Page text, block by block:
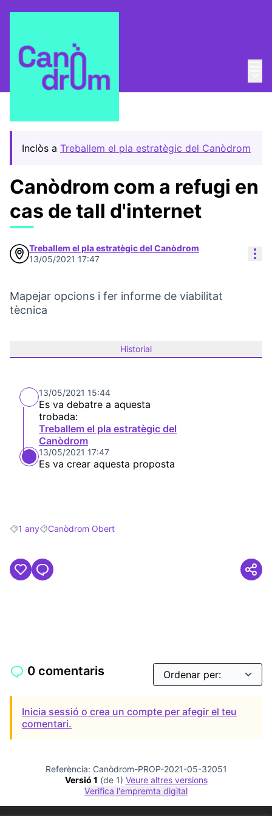
Pla Estratègic Propostes
Inclòs a Treballem el pla estratègic del Canòdrom
Canòdrom com a refugi en
cas de tall d'internet
Treballem el pla estratègic del Canòdrom
13/05/2021 17:47
Mapejar opcions i fer informe de viabilitat
tècnica
Historial
13/05/2021 15:44
Es va debatre a aquesta
trobada:
Treballem el pla estratègic del
Canòdrom
13/05/2021 17:47
Es va crear aquesta proposta
Resultats en filtrar per: 1 any
1 anyResultats en filtrar per: Canòdrom Obert
Canòdrom Obert
0 comentaris
Inicia sessió o crea un compte per afegir el teu
comentari.
Referència: Canòdrom-PROP-2021-05-32051
Versió 1 (de 1)
veure altres versions
Verifica l'empremta digital